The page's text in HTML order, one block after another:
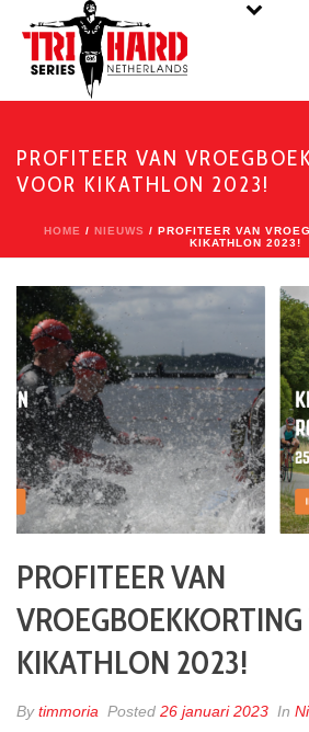
PROFITEER VAN
VOOR KIKATHLON 2023!
HOME / NIEUWS / PROFITEER VAN
KIKATHLON 2023!
PROFITEER VAN
KIKATHLON 2023!
Bytimmoria Posted 26 januari 2023 In